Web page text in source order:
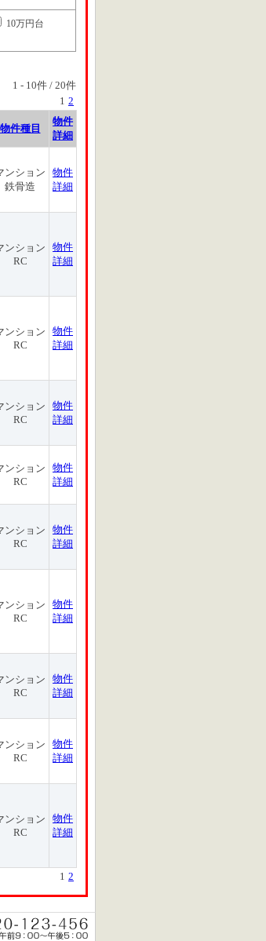
10万円台
1 - 10件 / 20件
1 2
物件種目
物件
詳細
ンション
鉄骨造
物件
詳細
ンション
RC
物件
詳細
ンション
RC
物件
詳細
ンション
RC
物件
詳細
ンション
RC
物件
詳細
ンション
RC
物件
詳細
ンション
RC
物件
詳細
ンション
RC
物件
詳細
ンション
RC
物件
詳細
ンション
RC
物件
詳細
1 2